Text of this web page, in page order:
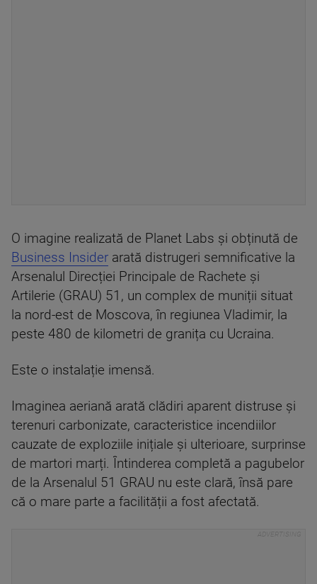
O imagine realizată de Planet Labs și obținută de
Business Insider arată distrugeri semnificative la
Arsenalul Direcției Principale de Rachete și
Artilerie (GRAU) 51, un complex de muniții situat
la nord-est de Moscova, în regiunea Vladimir, la
peste 480 de kilometri de granița cu Ucraina.
Este o instalație imensă.
Imaginea aeriană arată clădiri aparent distruse și
terenuri carbonizate, caracteristice incendiilor
cauzate de exploziile inițiale și ulterioare, surprinse
de martori marți. Întinderea completă a pagubelor
de la Arsenalul 51 GRAU nu este clară, însă pare
că o mare parte a facilității a fost afectată.